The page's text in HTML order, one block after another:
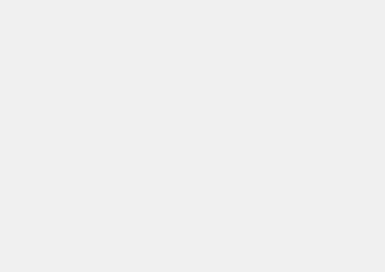
闭则中间不停，一次全部输出。)
可以将其更新为最近运行的结果。)